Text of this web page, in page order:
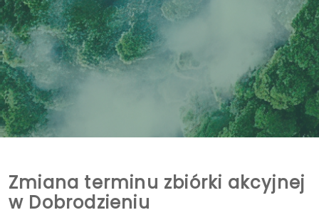
Zmiana terminu zbiórki akcyjnej
w Dobrodzieniu